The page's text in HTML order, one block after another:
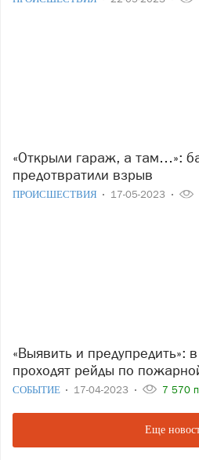
«Открыли гараж, а там…»: бакальские пожарные
предотвратили взрыв
ПРОИСШЕСТВИЯ 17-05-2023
«Выявить и предупредить»: в Саткинском районе
проходят рейды по
СОБЫТИЕ 17-04-2023 7 570
Еще